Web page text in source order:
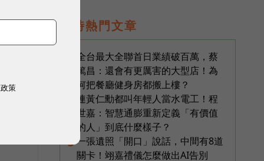
即時熱門文章
全台最大全聯首日業績破百萬，蔡
篤昌：還會有更厲害的大型店！為
何把餐廳健身房都搬上樓？
連黃仁勳都叫年輕人當水電工！程
世嘉：智慧通膨重新定義「有價值
的人」到底什麼樣子？
3 一張遺照「開口」說話，中間有8道
關卡！翊嘉禮儀怎麼做出AI告別
策